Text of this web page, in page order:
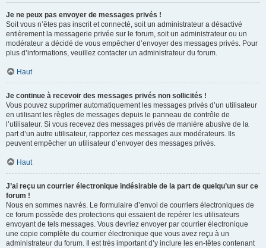
Je ne peux pas envoyer de messages privés !
Soit vous n’êtes pas inscrit et connecté, soit un administrateur a désactivé
entièrement la messagerie privée sur le forum, soit un administrateur ou un
modérateur a décidé de vous empêcher d’envoyer des messages privés. Pour
plus d’informations, veuillez contacter un administrateur du forum.
Haut
Je continue à recevoir des messages privés non sollicités !
Vous pouvez supprimer automatiquement les messages privés d’un utilisateur
en utilisant les règles de messages depuis le panneau de contrôle de
l’utilisateur. Si vous recevez des messages privés de manière abusive de la
part d’un autre utilisateur, rapportez ces messages aux modérateurs. Ils
peuvent empêcher un utilisateur d’envoyer des messages privés.
Haut
J’ai reçu un courrier électronique indésirable de la part de quelqu’un sur ce
forum !
Nous en sommes navrés. Le formulaire d’envoi de courriers électroniques de
ce forum possède des protections qui essaient de repérer les utilisateurs
envoyant de tels messages. Vous devriez envoyer par courrier électronique
une copie complète du courrier électronique que vous avez reçu à un
administrateur du forum. Il est très important d’y inclure les en-têtes contenant